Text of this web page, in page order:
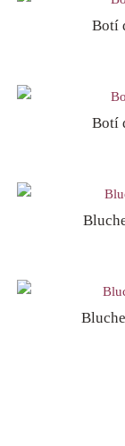
Botí
Botí